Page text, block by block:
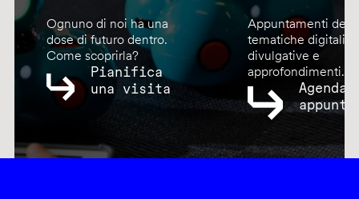
Ognuno di noi ha una
dose di futuro dentro.
Come scoprirla?
Pianifica
una visita
Appuntamenti
tematiche digitali,
divulgative e
approfondimenti.
Agenda